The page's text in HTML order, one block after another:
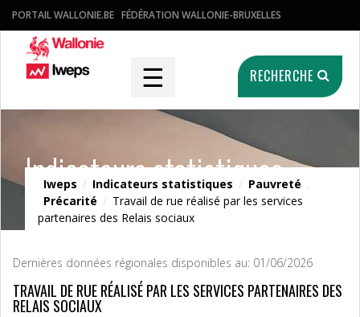
PORTAIL WALLONIE.BE FÉDÉRATION WALLONIE-BRUXELLES
☰ RECHERCHE
Indicateurs statistiques
Iweps / Indicateurs statistiques / Pauvreté ,
Précarité / Travail de rue réalisé par les services
partenaires des Relais sociaux
Dernières données régionales disponibles au: 01/06/2026
TRAVAIL DE RUE RÉALISÉ PAR LES SERVICES PARTENAIRES DES
RELAIS SOCIAUX